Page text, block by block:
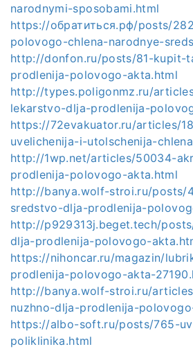
narodnymi-sposobami.html
https://обратиться.рф/posts/
polovogo-chlena-narodnye-
http://donfon.ru/posts/81-kupit-
prodlenija-polovogo-akta.html
http://types.poligonmz.ru/
lekarstvo-dlja-prodlenija-
https://72evakuator.ru/articles/
uvelichenija-i-utolschenija-
http://1wp.net/articles/50034-
prodlenija-polovogo-akta.html
http://banya.wolf-stroi.ru/posts/
sredstvo-dlja-prodlenija-
http://p929313j.beget.tech/
dlja-prodlenija-polovogo-
https://nihoncar.ru/magazin/
prodlenija-polovogo-akta-
http://banya.wolf-stroi.ru/
nuzhno-dlja-prodlenija-
https://albo-soft.ru/posts/765-
poliklinika.html